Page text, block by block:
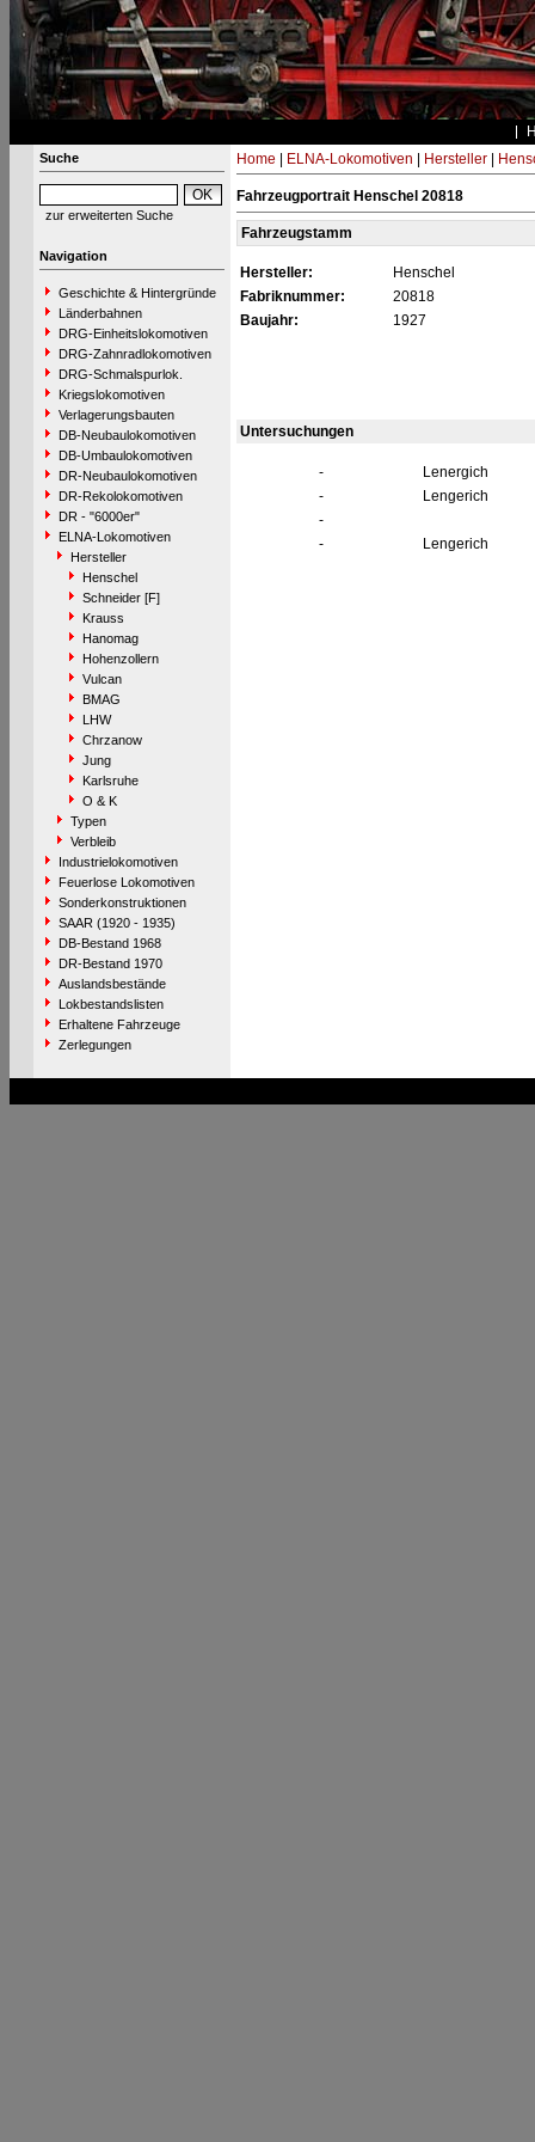
Suche
zur erweiterten Suche
Navigation
Geschichte & Hintergründe
Länderbahnen
DRG-Einheitslokomotiven
DRG-Zahnradlokomotiven
DRG-Schmalspurlok.
Kriegslokomotiven
Verlagerungsbauten
DB-Neubaulokomotiven
DB-Umbaulokomotiven
DR-Neubaulokomotiven
DR-Rekolokomotiven
DR - "6000er"
ELNA-Lokomotiven
Hersteller
Henschel
Schneider [F]
Krauss
Hanomag
Hohenzollern
Vulcan
BMAG
LHW
Chrzanow
Jung
Karlsruhe
O & K
Typen
Verbleib
Industrielokomotiven
Feuerlose Lokomotiven
Sonderkonstruktionen
SAAR (1920 - 1935)
DB-Bestand 1968
DR-Bestand 1970
Auslandsbestände
Lokbestandslisten
Erhaltene Fahrzeuge
Zerlegungen
Home ELNA-Lokomotiven Hersteller|
Fahrzeugportrait Henschel 20818
Fahrzeugstamm
Hersteller:
Henschel
Fabriknummer:
20818
Baujahr:
1927
Untersuchungen
-
Lenergich
-
Lengerich
-
-
Lengerich